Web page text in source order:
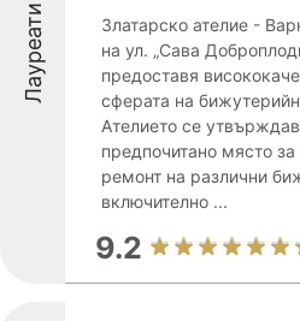
Лауреати
Златарско ателие -
на ул. „Сава
предоставя
сферата на
Ателието се
предпочитано място за
ремонт на различни
включително ...
9.2